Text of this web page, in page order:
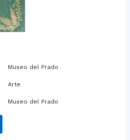
Museo del Prado
Arte
Museo del Prado